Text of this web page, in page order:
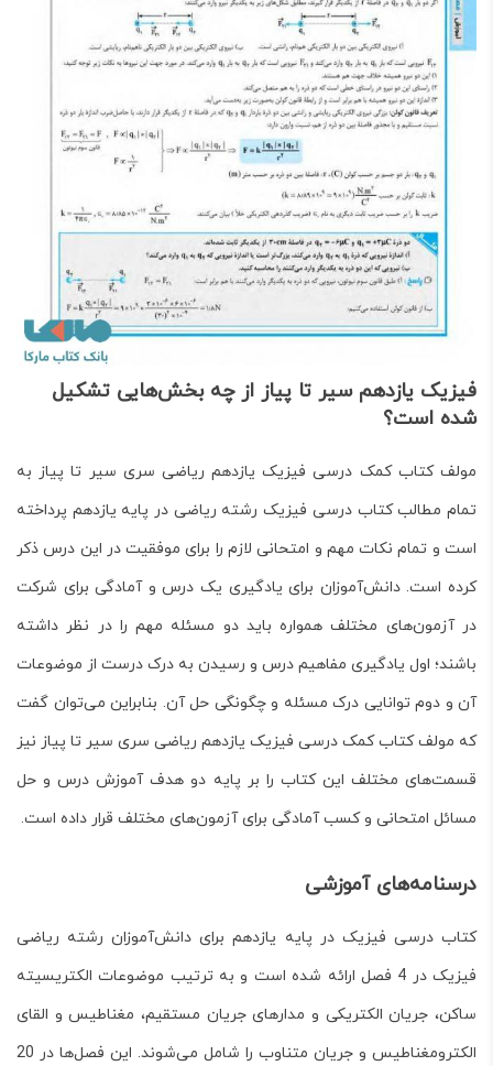
فیزیک یازدهم سیر تا پیاز از چه بخش‌هایی تشکیل
شده است؟
مولف کتاب کمک درسی فیزیک یازدهم ریاضی سری سیر تا پیاز به
تمام مطالب کتاب درسی فیزیک رشته ریاضی در پایه یازدهم پرداخته
است و تمام نکات مهم و امتحانی لازم را برای موفقیت در این درس ذکر
کرده است. دانش‌آموزان برای یادگیری یک درس و آمادگی برای شرکت
در آزمون‌های مختلف همواره باید دو مسئله مهم را در نظر داشته
باشند؛ اول یادگیری مفاهیم درس و رسیدن به درک درست از موضوعات
آن و دوم توانایی درک مسئله و چگونگی حل آن. بنابراین می‌توان گفت
که مولف کتاب کمک درسی فیزیک یازدهم ریاضی سری سیر تا پیاز نیز
قسمت‌های مختلف این کتاب را بر پایه دو هدف آموزش درس و حل
مسائل امتحانی و کسب آمادگی برای آزمون‌های مختلف قرار داده است.
درسنامه‌های آموزشی
کتاب درسی فیزیک در پایه یازدهم برای دانش‌آموزان رشته ریاضی
فیزیک در 4 فصل ارائه شده است و به ترتیب موضوعات الکتریسیته
ساکن، جریان الکتریکی و مدارهای جریان مستقیم، مغناطیس و القای
الکترومغناطیس و جریان متناوب را شامل می‌شوند. این فصل‌ها در 20